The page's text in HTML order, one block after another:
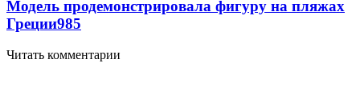
Модель продемонстрировала фигуру на пляжах
Греции985
Читать комментарии